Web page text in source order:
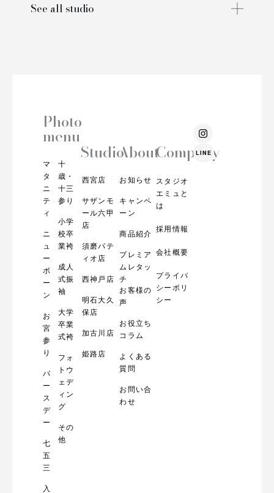
See all studio
Photo
menu
マ
タ
ニ
テ
ィ
ニ
ュ
ー
ボ
ー
ン
お
宮
参
り
バ
ー
ス
デ
ー
七
五
三
入
十
歳・
十三
参り
小学
校卒
業袴
成人
式振
袖
大学
卒業
式袴
フォ
トウ
ェデ
ィン
グ
その
他
Studio
西宮店
サザンモ
ール六甲
店
須磨パテ
ィオ店
西神戸店
明石大久
保店
加古川店
姫路店
About
お知らせ
キャンペ
ーン
商品紹介
プレミア
ムレタッ
チ
お客様の
声
お役立ち
コラム
よくある
質問
お問い合
わせ
Company
スタジオ
エミュと
は
採用情報
会社概要
プライバ
シーポリ
シー
I
n
s
t
LINE